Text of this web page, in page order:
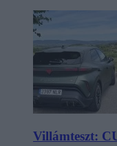
Villámteszt: